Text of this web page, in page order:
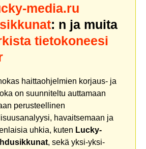
media.ru
: n ja muita
tietokoneesi
haittaohjelmien korjaus- ja
on suunniteltu auttamaan
perusteellinen
havaitsemaan ja
uhkia, kuten Lucky-
, sekä yksi-yksi-